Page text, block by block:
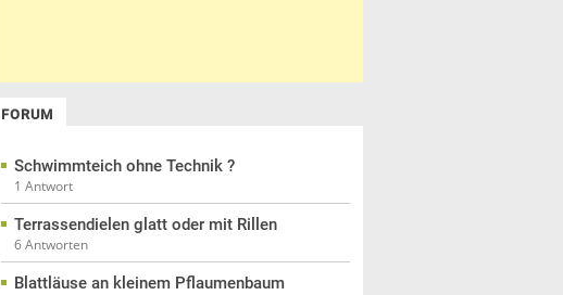
FORUM
Schwimmteich ohne Technik ?
1 Antwort
Terrassendielen glatt oder mit Rillen
6 Antworten
Blattläuse an kleinem Pflaumenbaum